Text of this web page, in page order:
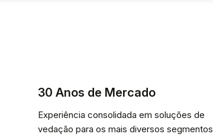
30 Anos de Mercado
Experiência consolidada em soluções de
vedação para os mais diversos segmentos